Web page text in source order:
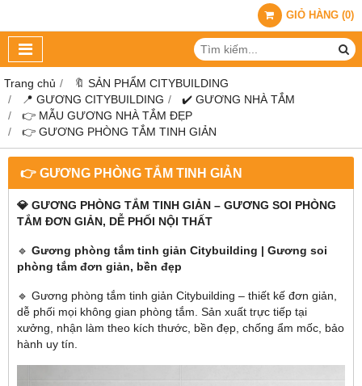
GIỎ HÀNG (0)
Trang chủ
🔖 SẢN PHẨM CITYBUILDING
📍 GƯƠNG CITYBUILDING
✔️ GƯƠNG NHÀ TẮM
👉 MẪU GƯƠNG NHÀ TẮM ĐẸP
👉 GƯƠNG PHÒNG TẮM TINH GIẢN
👉 GƯƠNG PHÒNG TẮM TINH GIẢN
💎 GƯƠNG PHÒNG TẮM TINH GIẢN – GƯƠNG SOI PHÒNG
TẮM ĐƠN GIẢN, DỄ PHỐI NỘI THẤT
🔹 Gương phòng tắm tinh giản Citybuilding | Gương soi
phòng tắm đơn giản, bền đẹp
🔹 Gương phòng tắm tinh giản Citybuilding – thiết kế đơn giản,
dễ phối mọi không gian phòng tắm. Sản xuất trực tiếp tại
xưởng, nhận làm theo kích thước, bền đẹp, chống ẩm mốc, bảo
hành uy tín.